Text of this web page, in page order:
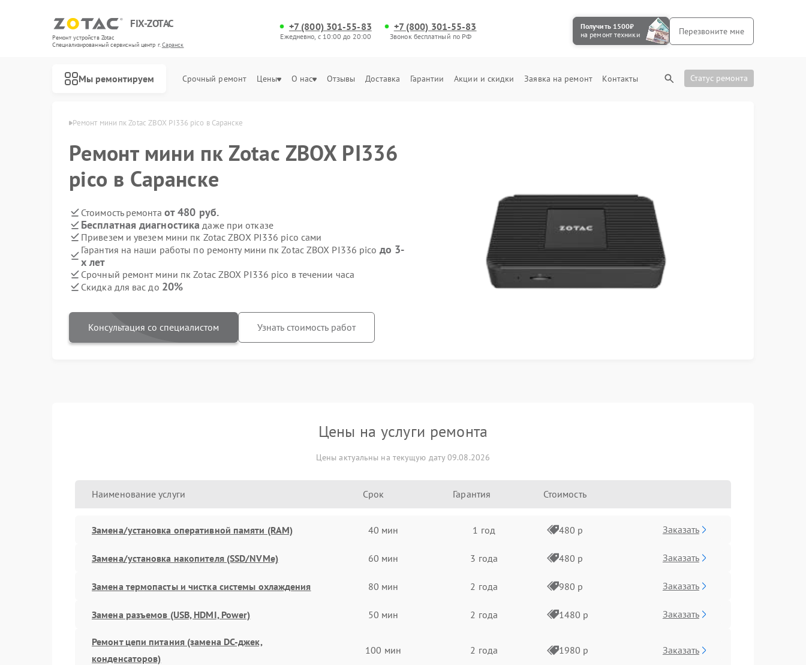
FIX-ZOTAC
Ремонт устройств Zotac
Специализированный cервисный центр г.Саранск
+7 (800) 301-55-83
Ежедневно, с 10:00 до 20:00
+7 (800) 301-55-83
Звонок бесплатный по РФ
Получить 1500₽
на ремонт техники
Перезвоните мне
Мы ремонтируем Срочный ремонт Цены О нас Отзывы Доставка Гарантии Акции и скидки Заявка на ремонт Контакты Статус ремонта
Ремонт мини пк Zotac ZBOX PI336 pico в Саранске
Ремонт мини пк Zotac ZBOX PI336
pico в Саранске
Стоимость ремонта от 480 руб.
Бесплатная диагностика даже при отказе
Привезем и увезем мини пк Zotac ZBOX PI336 pico сами
Гарантия на наши работы по ремонту мини пк Zotac ZBOX PI336 pico до 3-
х лет
Срочный ремонт мини пк Zotac ZBOX PI336 pico в течении часа
Скидка для вас до 20%
Консультация со специалистом Узнать стоимость работ
Цены на услуги ремонта
Цены актуальны на текущую дату 09.08.2026
Наименование услуги Срок Гарантия Стоимость
Замена/установка оперативной памяти (RAM) 40 мин 1 год 480 р Заказать
Замена/установка накопителя (SSD/NVMe) 60 мин 3 года 480 р Заказать
Замена термопасты и чистка системы охлаждения 80 мин 2 года 980 р Заказать
Замена разъемов (USB, HDMI, Power) 50 мин 2 года 1480 р Заказать
Ремонт цепи питания (замена DC-джек,
конденсаторов)
100 мин 2 года 1980 р Заказать